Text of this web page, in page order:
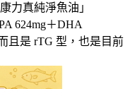
力真純淨魚油」
624mg＋DHA
且是 rTG 型，也是目前